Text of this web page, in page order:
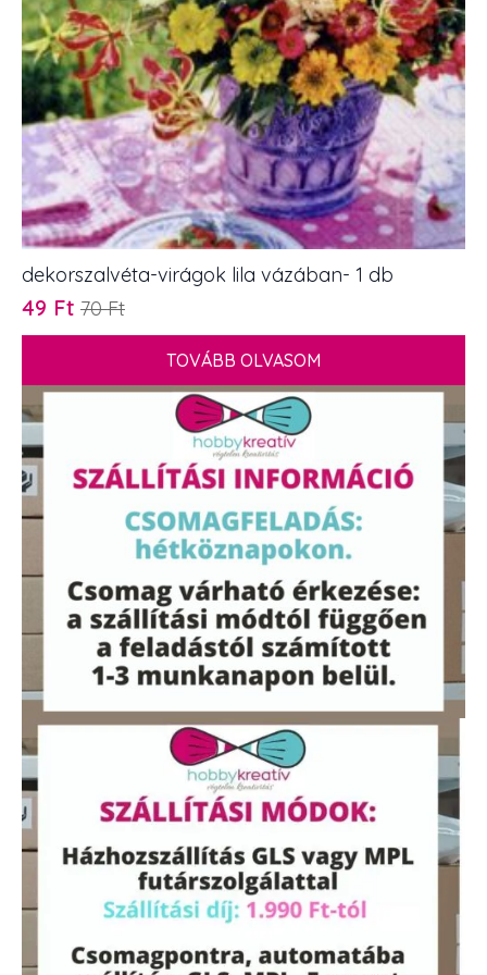
dekorszalvéta-virágok lila vázában- 1 db
70Ft
Original
70 Ft.
49 Ft
Current
49 Ft.
TOVÁBB OLVASOM